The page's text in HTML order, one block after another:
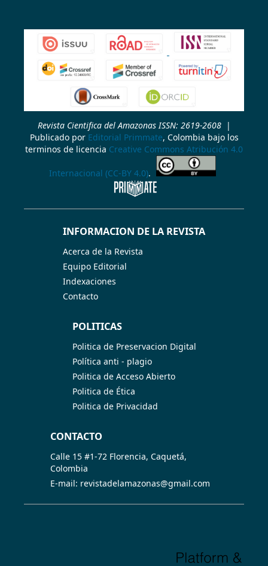
Revista Cientifica del Amazonas ISSN: 2619-2608|
Publicado por Editorial Primmate, Colombia bajo los
terminos de licencia Creative Commons Atribución 4.0
Internacional (CC-BY 4.0).
INFORMACION DE LA REVISTA
Acerca de la Revista
Equipo Editorial
Indexaciones
Contacto
POLITICAS
Politica de Preservacion Digital
Política anti - plagio
Politica de Acceso Abierto
Politica de Ética
Politica de Privacidad
CONTACTO
Calle 15 #1-72 Florencia, Caquetá,
Colombia
E-mail: revistadelamazonas@gmail.com